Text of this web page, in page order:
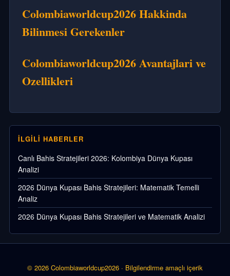
Colombiaworldcup2026 Hakkinda
Bilinmesi Gerekenler
Colombiaworldcup2026 Avantajlari ve
Ozellikleri
İLGILI HABERLER
Canlı Bahis Stratejileri 2026: Kolombiya Dünya Kupası
Analizi
2026 Dünya Kupası Bahis Stratejileri: Matematik Temelli
Analiz
2026 Dünya Kupası Bahis Stratejileri ve Matematik Analizi
© 2026 Colombiaworldcup2026 · Bilgilendirme amaçlı içerik